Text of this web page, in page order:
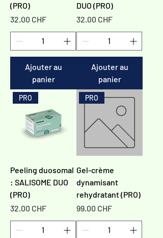
(PRO)
Prix
32.00 CHF
Ajouter au
panier
DUO (PRO)
Prix
32.00 CHF
Ajouter au
panier
PRO
Peeling duosomal
: SALISOME DUO
(PRO)
Prix
32.00 CHF
PRO
Gel-crème
dynamisant
rehydratant (PRO)
Prix
99.00 CHF